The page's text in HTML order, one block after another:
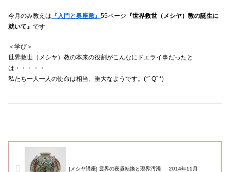
今月のみ教えは 『入門と奥座敷』 55ページ 『世界救世（メシヤ）教の誕生に
就いて』 です
＜学び＞
世界救世（メシヤ）教の本来の役割がこんなにドエライ事だったと
は・・・・・
私たち一人一人の使命は相当、重大なようです。(*ﾟQﾟ*)
[メシヤ講座] 霊界の夜昼転換と現界汚濁 2014年11月